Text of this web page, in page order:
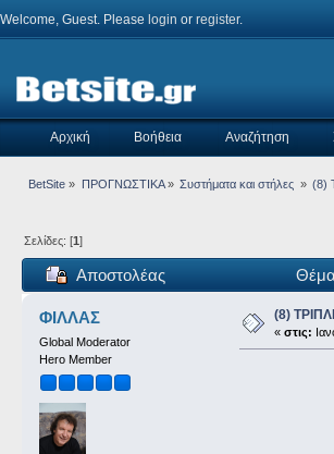
Welcome, Guest. Please login or register.
Αρχική Βοήθεια Αναζήτηση
BetSite » ΠΡΟΓΝΩΣΤΙΚΑ» Συστήματα και στήλες » (8)
Σελίδες: [1]
Αποστολέας
ΦΙΛΛΑΣ
Global Moderator
Hero Member
(8)
« στις: